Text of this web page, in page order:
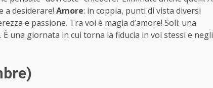
a desiderare! Amore: in coppia, punti di vista diversi
e passione. Tra voi è magia d’amore! Soli: una
una giornata in cui torna la fiducia in voi stessi e negli